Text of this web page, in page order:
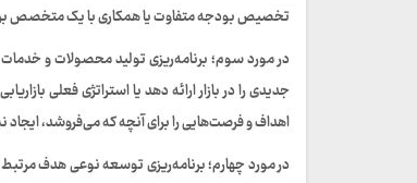
تخصیص بودجه متفاوت یا همکاری با یک متخصص
در مورد سوم؛ برنامه‌ریزی تولید محصولات و
جدیدی را در بازار ارائه دهد یا استراتژی فعلی
اهداف و فرصت‌هایی را برای آنچه که می‌فروشد،
در مورد چهارم؛ برنامه‌ریزی توسعه نوعی هدف